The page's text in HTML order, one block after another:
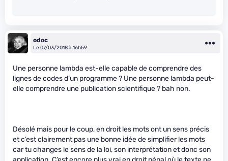
odoc
Le 07/03/2018 à 16h59
Une personne lambda est-elle capable de comprendre des
lignes de codes d’un programme ? Une personne lambda peut-
elle comprendre une publication scientifique ? bah non.
Désolé mais pour le coup, en droit les mots ont un sens précis
et c’est clairement pas une bonne idée de simplifier les mots
car tu changes le sens de la loi, son interprétation et donc son